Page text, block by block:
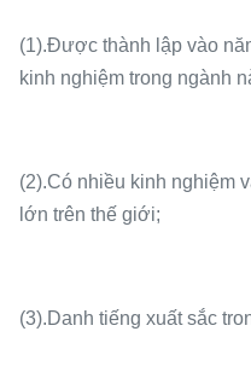
(1).Được thành lập vào
kinh nghiệm trong ngành
(2).Có nhiều kinh nghiệm
lớn trên thế giới;
(3).Danh tiếng xuất sắc